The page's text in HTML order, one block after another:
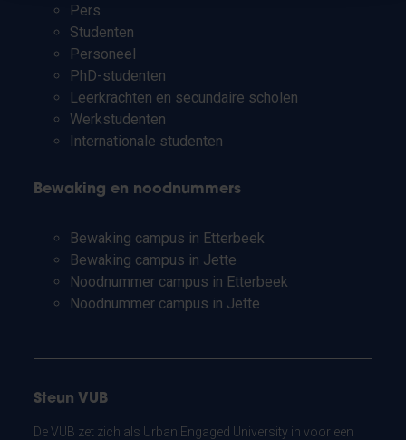
Pers
Studenten
Personeel
PhD-studenten
Leerkrachten en secundaire scholen
Werkstudenten
Internationale studenten
Bewaking en noodnummers
Bewaking campus in Etterbeek
Bewaking campus in Jette
Noodnummer campus in Etterbeek
Noodnummer campus in Jette
Steun VUB
De VUB zet zich als Urban Engaged University in voor een